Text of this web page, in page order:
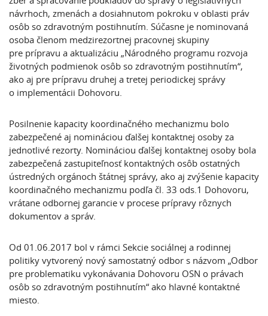
návrhoch, zmenách a dosiahnutom pokroku v oblasti práv
osôb so zdravotným postihnutím. Súčasne je nominovaná
osoba členom medzirezortnej pracovnej skupiny
pre prípravu a aktualizáciu „Národného programu rozvoja
životných podmienok osôb so zdravotným postihnutím“,
ako aj pre prípravu druhej a tretej periodickej správy
o implementácii Dohovoru.
Posilnenie kapacity koordinačného mechanizmu bolo
zabezpečené aj nomináciou ďalšej kontaktnej osoby za
jednotlivé rezorty. Nomináciou ďalšej kontaktnej osoby bola
zabezpečená zastupiteľnosť kontaktných osôb ostatných
ústredných orgánoch štátnej správy, ako aj zvýšenie kapacity
koordinačného mechanizmu podľa čl. 33 ods.1 Dohovoru,
vrátane odbornej garancie v procese prípravy rôznych
dokumentov a správ.
Od 01.06.2017 bol v rámci Sekcie sociálnej a rodinnej
politiky vytvorený nový samostatný odbor s názvom „Odbor
pre problematiku vykonávania Dohovoru OSN o právach
osôb so zdravotným postihnutím“ ako hlavné kontaktné
miesto.